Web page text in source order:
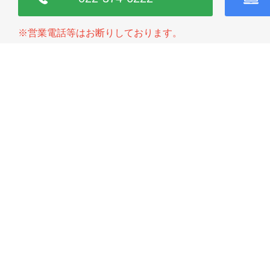
※営業電話等はお断りしております。